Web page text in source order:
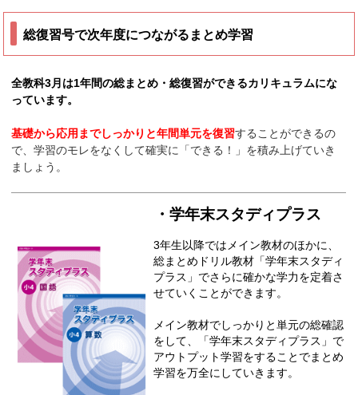
総復習号で次年度につながるまとめ学習
全教科3月は1年間の総まとめ・総復習ができるカリキュラムにな
っています。
基礎から応用までしっかりと年間単元を復習することができるの
で、学習のモレをなくして確実に「できる！」を積み上げていき
ましょう。
・学年末スタディプラス
3年生以降ではメイン教材のほかに、
総まとめドリル教材「学年末スタディ
プラス」でさらに確かな学力を定着さ
せていくことができます。
メイン教材でしっかりと単元の総確認
をして、「学年末スタディプラス」で
アウトプット学習をすることでまとめ
学習を万全にしていきます。